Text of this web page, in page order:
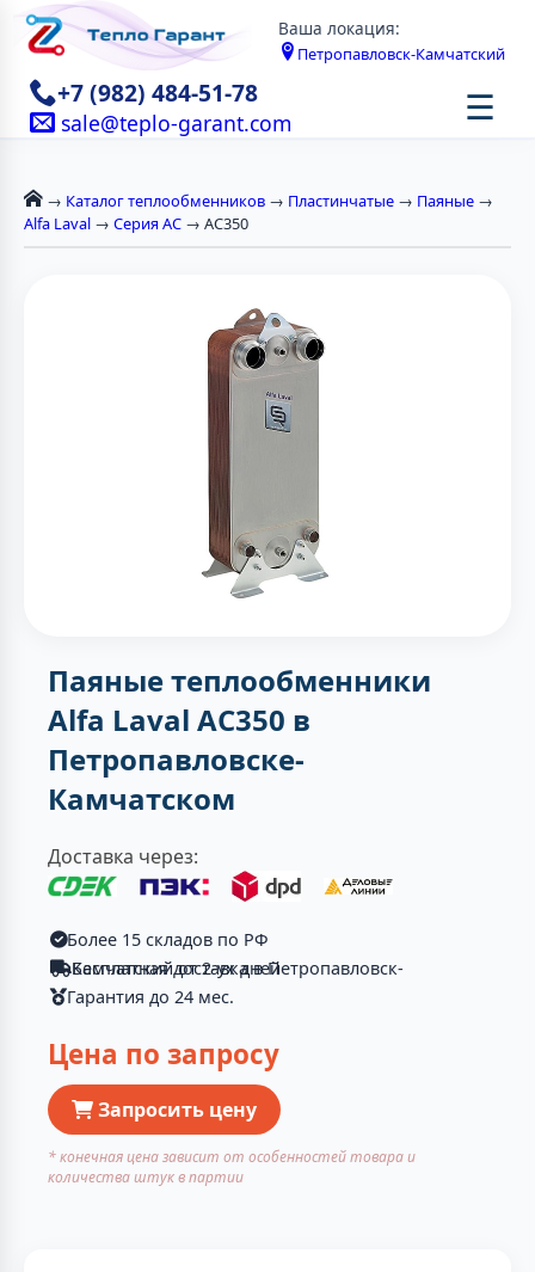
Ваша локация:
Петропавловск-Камчатский
+7 (982) 484-51-78
sale@teplo-garant.com ☰
→ Каталог теплообменников → Пластинчатые → Паяные →
Alfa Laval → Серия AC → AC350
Паяные теплообменники
Alfa Laval AC350 в
Петропавловске-
Камчатском
Доставка через:
Более 15 складов по РФ
Бесплатная доставка в Петропавловск-Камчатский от 2-ух дней
Гарантия до 24 мес.
Цена по запросу
Запросить цену
* конечная цена зависит от особенностей товара и
количества штук в партии